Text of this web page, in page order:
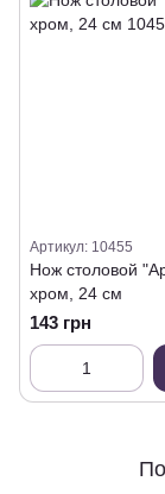
Артикул: 10455
Нож столовой
хром, 24 см
143 грн